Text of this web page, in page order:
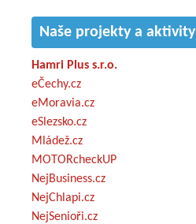
Naše projekty a aktivity
Hamri Plus s.r.o.
eČechy.cz
eMoravia.cz
eSlezsko.cz
Mládež.cz
MOTORcheckUP
NejBusiness.cz
NejChlapi.cz
NejSenioři.cz